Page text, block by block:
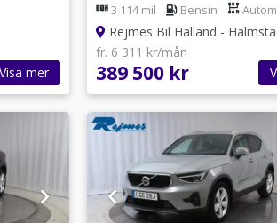
Visa mer
3 114 mil Bensin
Rejmes Bil Halland -
fr. 6 311 kr/mån
389 500 kr